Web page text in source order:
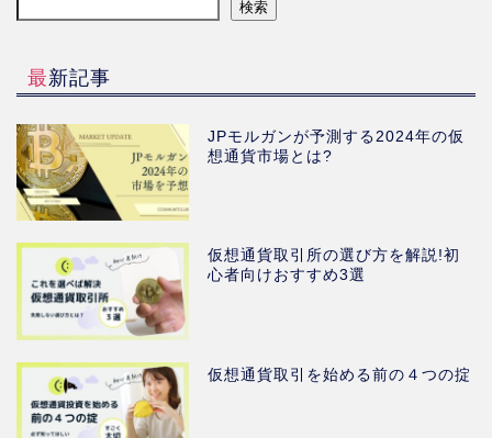
検索
最新記事
JPモルガンが予測する2024年の仮
想通貨市場とは?
仮想通貨取引所の選び方を解説!初
心者向けおすすめ3選
仮想通貨取引を始める前の４つの掟